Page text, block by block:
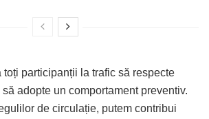
participanții la trafic să respecte
adopte un comportament preventiv.
de circulație, putem contribui